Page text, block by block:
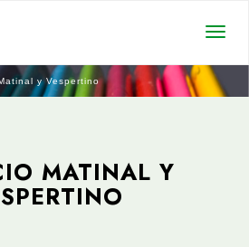
y Vespertino
MATINAL Y